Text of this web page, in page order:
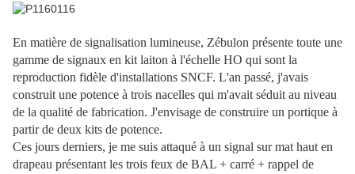
En matière de signalisation lumineuse, Zébulon présente toute une
gamme de signaux en kit laiton à l'échelle HO qui sont la
reproduction fidèle d'installations SNCF. L'an passé, j'avais
construit une potence à trois nacelles qui m'avait séduit au niveau
de la qualité de fabrication. J'envisage de construire un portique à
partir de deux kits de potence.
Ces jours derniers, je me suis attaqué à un signal sur mat haut en
drapeau présentant les trois feux de BAL + carré + rappel de